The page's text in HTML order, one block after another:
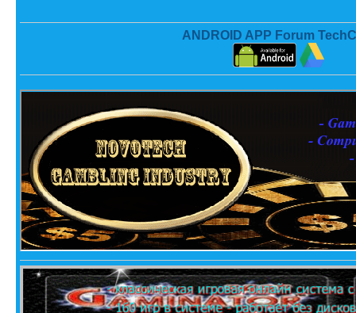
ANDROID APP Forum